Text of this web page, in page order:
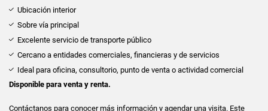
Ubicación interior
Sobre vía principal
Excelente servicio de transporte público
Cercano a entidades comerciales, financieras y de servicios
Ideal para oficina, consultorio, punto de venta o actividad comercial
Disponible para venta y renta.
Contáctanos para conocer más información y agendar una visita. Este